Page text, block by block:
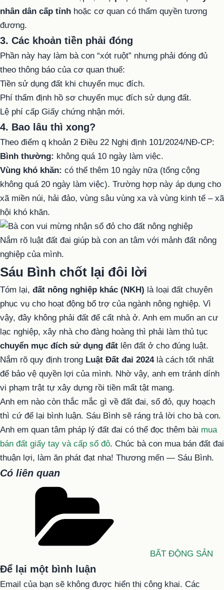
nhân dân cấp tỉnh hoặc cơ quan có thẩm quyền tương
đương.
3. Các khoản tiền phải đóng
Phần này hay làm bà con “xót ruột” nhưng phải đóng đủ
theo thông báo của cơ quan thuế:
Tiền sử dụng đất khi chuyển mục đích.
Phí thẩm định hồ sơ chuyển mục đích sử dụng đất.
Lệ phí cấp Giấy chứng nhận mới.
4. Bao lâu thì xong?
Theo điểm q khoản 2 Điều 22 Nghị định 101/2024/NĐ-CP:
Bình thường: không quá 10 ngày làm việc.
Vùng khó khăn: có thể thêm 10 ngày nữa (tổng cộng
không quá 20 ngày làm việc). Trường hợp này áp dụng cho
xã miền núi, hải đảo, vùng sâu vùng xa và vùng kinh tế – xã
hội khó khăn.
Nắm rõ luật đất đai giúp bà con an tâm với mảnh đất nông
nghiệp của mình.
Sáu Bình chốt lại đôi lời
Tóm lại, đất nông nghiệp khác (NKH) là loại đất chuyên
phục vụ cho hoạt động bổ trợ của ngành nông nghiệp. Vì
vậy, đây không phải đất để cất nhà ở. Anh em muốn an cư
lạc nghiệp, xây nhà cho đàng hoàng thì phải làm thủ tục
chuyển mục đích sử dụng đất lên đất ở cho đúng luật.
Nắm rõ quy định trong Luật Đất đai 2024là cách tốt nhất
để bảo vệ quyền lợi của mình. Nhờ vậy, anh em tránh dính
vi phạm trật tự xây dựng rồi tiền mất tật mang.
Anh em nào còn thắc mắc gì về đất đai, sổ đỏ, quy hoạch
thì cứ để lại bình luận. Sáu Bình sẽ ráng trả lời cho bà con.
Anh em quan tâm pháp lý đất đai có thể đọc thêm bài mua
bán đất giấy tay và cấp sổ đỏ. Chúc bà con mua bán đất đai
thuận lợi, làm ăn phát đạt nha! Thương mến — Sáu Bình.
Có liên quan
BẤT ĐỘNG SẢN
Để lại một bình luận
Email của bạn sẽ không được hiển thị công khai. Các